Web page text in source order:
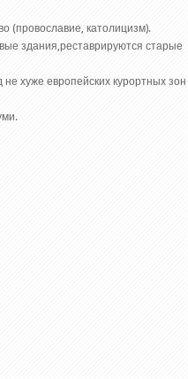
(провославие, католицизм).
здания,реставрируются старые
хуже европейских курортных зон